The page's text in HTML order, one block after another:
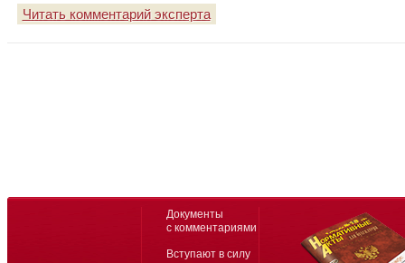
Читать комментарий эксперта
Документы
с комментариями
Вступают в силу